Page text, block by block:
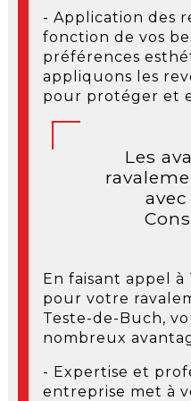
- Application des
fonction de vos
préférences
appliquons les
pour protéger et
Les
En faisant appel
pour votre
Teste-de-Buch,
nombreux
- Expertise et
entreprise met à